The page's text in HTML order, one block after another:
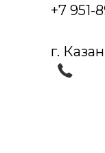
+7 951-
г.